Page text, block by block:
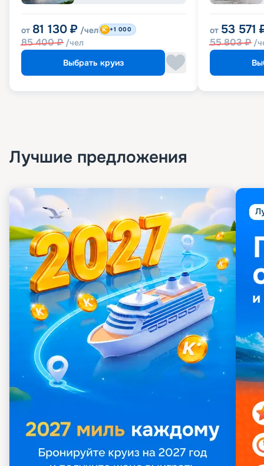
от 81 130 ₽ /чел
85 400₽ /чел
+1 000
Выбрать круиз
от 53 571
55 803₽ /
Лучшие предложения